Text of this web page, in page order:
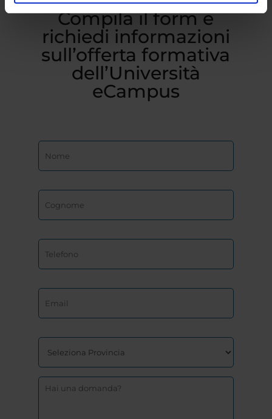
Compila il form e
richiedi informazioni
sull’offerta formativa
dell’Università
eCampus